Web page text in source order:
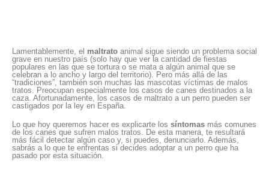
Lamentablemente, el maltrato animal sigue siendo un problema social
grave en nuestro país (solo hay que ver la cantidad de fiestas
populares en las que se tortura o se mata a algún animal que se
celebran a lo ancho y largo del territorio). Pero más allá de las
“tradiciones”, también son muchas las mascotas víctimas de malos
tratos. Preocupan especialmente los casos de canes destinados a la
caza. Afortunadamente, los casos de maltrato a un perro pueden ser
castigados por la ley en España.
Lo que hoy queremos hacer es explicarte los síntomas más comunes
de los canes que sufren malos tratos. De esta manera, te resultará
más fácil detectar algún caso y, si puedes, denunciarlo. Además,
sabrás a lo que te enfrentas si decides adoptar a un perro que ha
pasado por esta situación.